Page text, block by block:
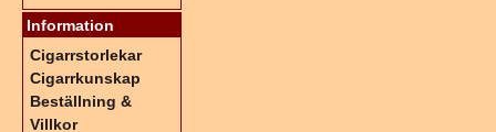
Information
Cigarrstorlekar
Cigarrkunskap
Beställning &
Villkor